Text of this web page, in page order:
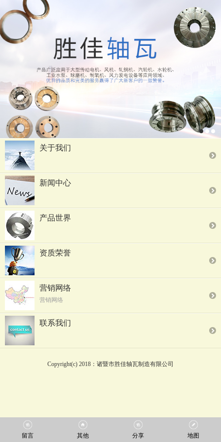
关于我们
新闻中心
产品世界
资质荣誉
营销网络
营销网络
联系我们
Copyright(c) 2018：诸暨市胜佳轴瓦制造有限公司
留言 其他 分享 地图